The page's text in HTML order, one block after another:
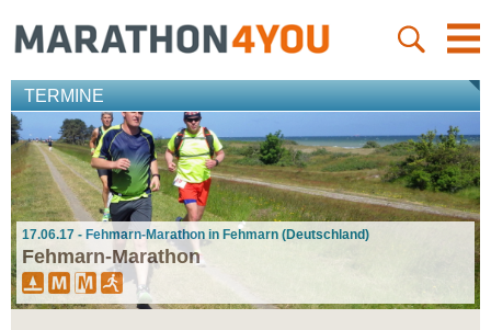
TERMINE
17.06.17 - Fehmarn-Marathon in Fehmarn (Deutschland)
Fehmarn-Marathon